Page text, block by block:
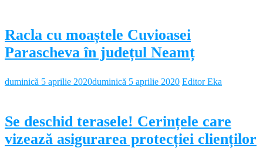
Racla cu moaștele Cuvioasei
Parascheva în județul Neamț
duminică 5 aprilie 2020duminică 5 aprilie 2020 Editor Eka
Se deschid terasele! Cerințele care
vizează asigurarea protecției clienților